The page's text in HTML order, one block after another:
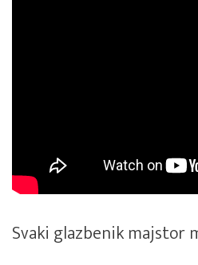
Svaki glazbenik majstor